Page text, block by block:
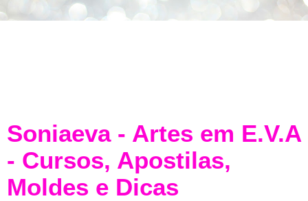
Soniaeva - Artes em E.V.A
- Cursos, Apostilas,
Moldes e Dicas